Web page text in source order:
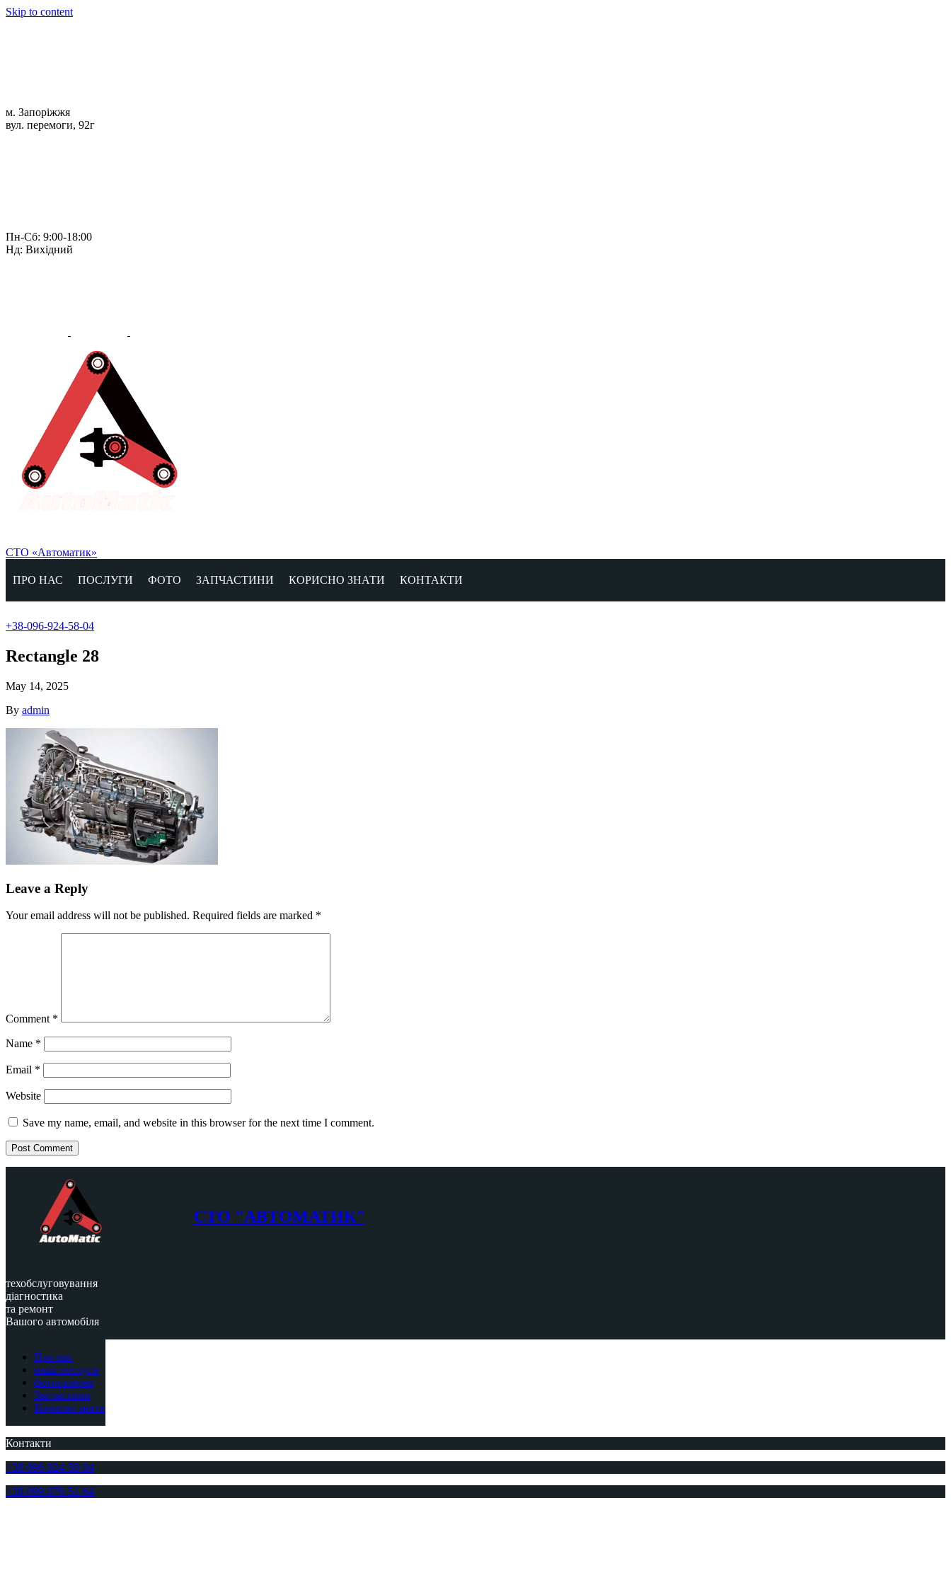
Skip to content
м. Запоріжжя
вул. перемоги, 92г
Пн-Сб: 9:00-18:00
Нд: Вихідний
СТО «Автоматик»
ПРО НАС ПОСЛУГИ ФОТО ЗАПЧАСТИНИ КОРИСНО ЗНАТИ КОНТАКТИ
+38-096-924-58-04
Rectangle 28
May 14, 2025
By admin
Leave a Reply
Your email address will not be published. Required fields are marked *
Comment *
Name *
Email *
Website
Save my name, email, and website in this browser for the next time I comment.
СТО "АВТОМАТИК"
техобслуговування
діагностика
та ремонт
Вашого автомобіля
Про нас
наші послуги
фотогалерея
Запчастини
Корисно знати
Контакти
+38-096-924-58-04
+38-099-076-51-64